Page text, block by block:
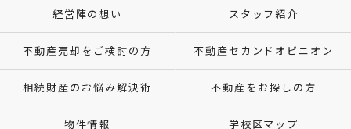
経営陣の想い スタッフ紹介
不動産売却をご検討の方 不動産セカンドオピニオン
相続財産のお悩み解決術 不動産をお探しの方
物件情報 学校区マップ